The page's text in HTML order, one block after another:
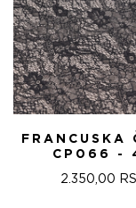
FRANCUSKA
CP066 -
2.350,00